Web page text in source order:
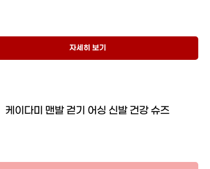
자세히 보기
케이다미 맨발 걷기 어싱 신발 건강 슈즈